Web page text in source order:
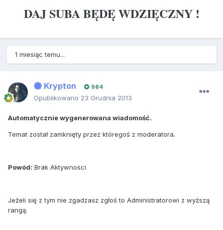
DAJ SUBA BĘDĘ WDZIĘCZNY !
1 miesiąc temu...
Krypton 984
Opublikowano 23 Grudnia 2013
Automatycznie wygenerowana wiadomość.
Temat został zamknięty przez któregoś z moderatora.
Powód: Brak Aktywnosci
Jeżeli się z tym nie zgadzasz zgłoś to Administratorowi z wyższą
rangą.